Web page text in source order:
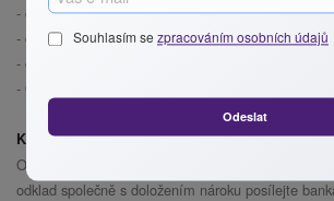
- osoba, která koronavirem onemocněla nebo je v
- osoba, která nepracuje z důvodu překážky na
- osoba pobírající ošetřovné na dítě
- OSVČ, které poklesly příjmy z důvodu uzavření
Kdy podat žádost
O odkladu splátek se uvažuje od příštího měsíce
odklad společně s doložením nároku posílejte
Souhlasím se zpracováním osobních údajů
Odeslat